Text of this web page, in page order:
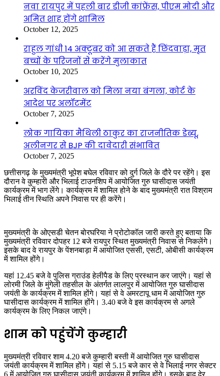
नवा रायपुर में पहली बार डीजी कांफ्रेंस, पीएम मोदी और
अमित शाह होंगे शामिल
October 12, 2025
राहुल गांधी 14 अक्टूबर को आ सकते हैं छिंदवाड़ा, मृत
बच्चों के परिजनों से करेंगे मुलाकात
October 10, 2025
अरविंद केजरीवाल को मिला नया बंगला, कोर्ट के
आदेश पर अलॉटमेंट
October 7, 2025
लोक गायिका मैथिली ठाकुर का राजनीतिक डेब्यू,
अलीनगर से BJP की दावेदारी संभावित
October 7, 2025
छत्तीसगढ़ के मुख्यमंत्री भूपेश बघेल रविवार को दुर्ग जिले के दौरे पर रहेंगे। इस
दौरान वे कुम्हारी और भिलाई टाउनशिप में आयोजित गुरु घासीदास जयंती
कार्यक्रम में भाग लेंगे। कार्यक्रम में शामिल होने के बाद मुख्यमंत्री रात विश्राम
भिलाई तीन स्थिति अपने निवास पर ही करेंगे।
मुख्यमंत्री के ओएसडी चेतन बोरघरिया ने प्रोटोकॉल जारी करते हुए बताया कि
मुख्यमंत्री रविवार दोपहर 12 बजे रायपुर स्थित मुख्यमंत्री निवास से निकलेंगे।
इसके बाद वे रायपुर के पेंशनबाड़ा में आयोजित एससी, एसटी, ओबीसी कार्यक्रम
में शामिल होंगे।
यहां 12.45 बजे वे पुलिस ग्राउंड हेलीपैड के लिए प्रस्थान कर जाएंगे। यहां से
लोरमी जिले के मुंगेली तहसील के अंतर्गत लालपुर में आयोजित गुरु घासीदास
जयंती के कार्यक्रम में शामिल होंगे। यहां से वे अमरटापू धाम में आयोजित गुरु
घासीदास कार्यक्रम में शामिल होंगे। 3.40 बजे वे इस कार्यक्रम से अगले
कार्यक्रम के लिए निकल जाएंगे।
शाम को पहुंचेंगे कुम्हारी
मुख्यमंत्री रविवार शाम 4.20 बजे कुम्हारी बस्ती में आयोजित गुरु घासीदास
जयंती कार्यक्रम में शामिल होंगे। यहां से 5.15 बजे कार से वे भिलाई नगर सेक्टर
6 में आयोजित गुरु घासीदास जयंती कार्यक्रम में शामिल होंगे। इसके बाद देर